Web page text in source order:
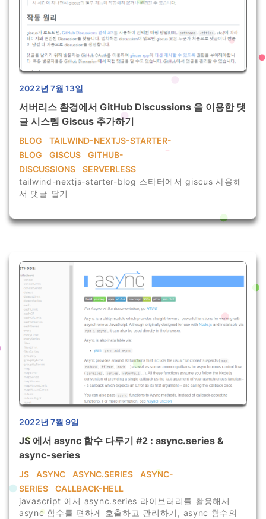
2022년 7월 13일
서버리스 환경에서 GitHub Discussions 을 이용한 댓
글 시스템 Giscus 추가하기
BLOG
TAILWIND-NEXTJS-STARTER-
BLOG
GISCUS
GITHUB-
DISCUSSIONS
SERVERLESS
tailwind-nextjs-starter-blog 스타터에서 giscus 사용해
서 댓글 달기
2022년 7월 9일
JS 에서 async 함수 다루기 #2 : async.series &
async-series
JS ASYNC ASYNC.SERIES
ASYNC-
SERIES
CALLBACK-HELL
javascript 에서 async.series 라이브러리를 활용해서
async 함수를 편하게 호출하고 관리하기, async 함수의